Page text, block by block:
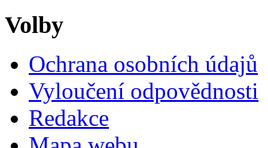
Volby
Ochrana osobních údajů
Vyloučení odpovědnosti
Redakce